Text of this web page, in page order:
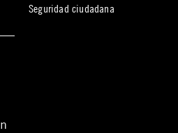
Seguridad ciudadana